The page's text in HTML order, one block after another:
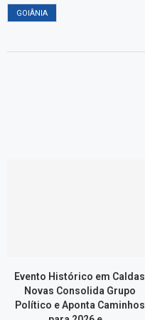
GOIÂNIA
Evento Histórico em Caldas
Novas Consolida Grupo
Político e Aponta Caminhos